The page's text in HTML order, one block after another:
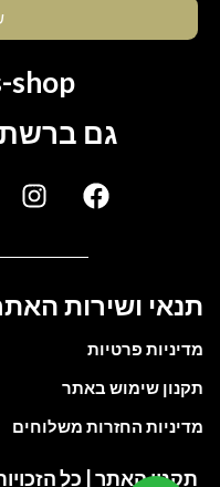
shop
גם
תנאי ושירות
מדיניות פרטיות
תקנון שימוש באתר
מדיניות החזרות משלוחים